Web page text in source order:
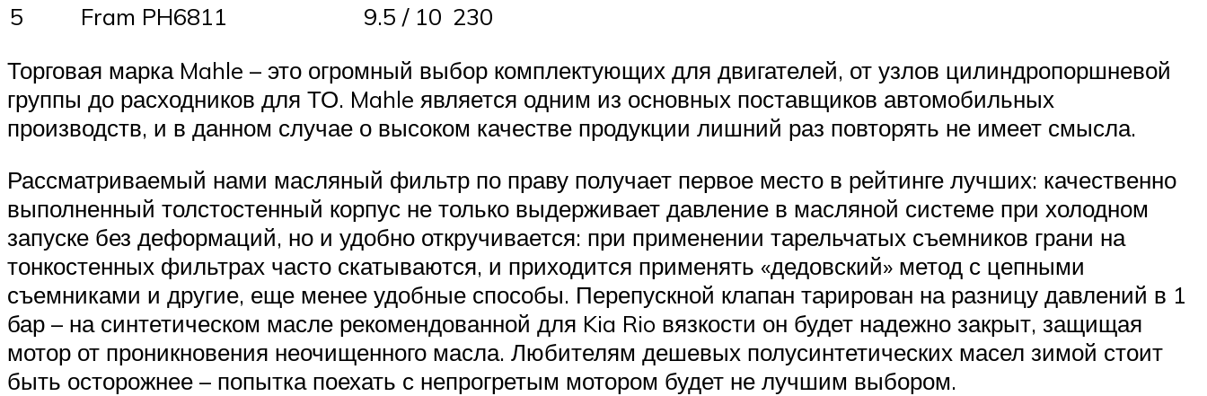
5
Fram PH6811 9.5 / 10 230
Торговая марка Mahle – это огромный выбор комплектующих для двигателей, от узлов цилиндропоршневой
группы до расходников для ТО. Mahle является одним из основных поставщиков автомобильных
производств, и в данном случае о высоком качестве продукции лишний раз повторять не имеет смысла.
Рассматриваемый нами масляный фильтр по праву получает первое место в рейтинге лучших: качественно
выполненный толстостенный корпус не только выдерживает давление в масляной системе при холодном
запуске без деформаций, но и удобно откручивается: при применении тарельчатых съемников грани на
тонкостенных фильтрах часто скатываются, и приходится применять «дедовский» метод с цепными
съемниками и другие, еще менее удобные способы. Перепускной клапан тарирован на разницу давлений в 1
бар – на синтетическом масле рекомендованной для Kia Rio вязкости он будет надежно закрыт, защищая
мотор от проникновения неочищенного масла. Любителям дешевых полусинтетических масел зимой стоит
быть осторожнее – попытка поехать с непрогретым мотором будет не лучшим выбором.